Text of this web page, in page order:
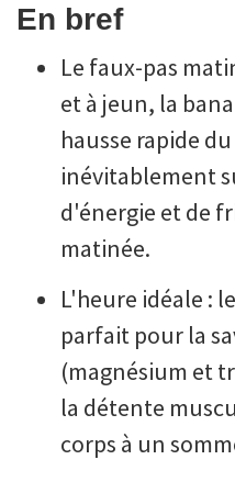
En bref
Le faux-pas
et à jeun, la
hausse rapide
inévitablement
d'énergie et de
matinée.
L'heure idéale :
parfait pour la
(magnésium et
la détente
corps à un